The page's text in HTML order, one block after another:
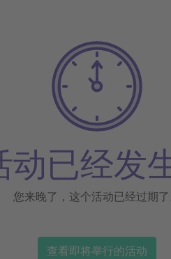
已经发
您来晚了，这个活动已经过期了
查看即将举行的活动